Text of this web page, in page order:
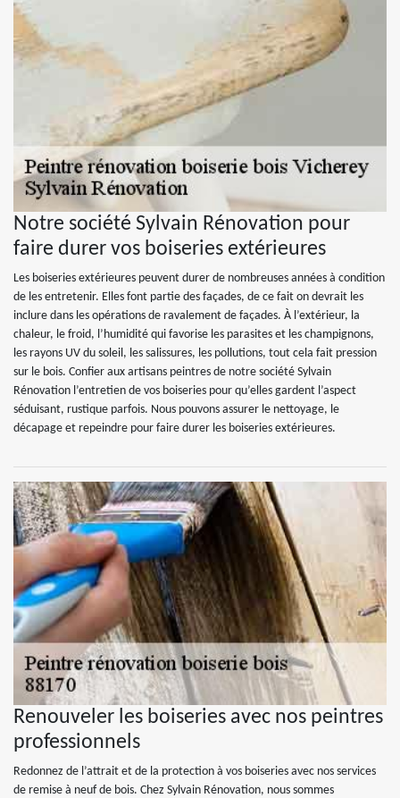
Notre société Sylvain Rénovation pour
faire durer vos boiseries extérieures
Les boiseries extérieures peuvent durer de nombreuses années à condition
de les entretenir. Elles font partie des façades, de ce fait on devrait les
inclure dans les opérations de ravalement de façades. À l’extérieur, la
chaleur, le froid, l’humidité qui favorise les parasites et les champignons,
les rayons UV du soleil, les salissures, les pollutions, tout cela fait pression
sur le bois. Confier aux artisans peintres de notre société Sylvain
Rénovation l’entretien de vos boiseries pour qu’elles gardent l’aspect
séduisant, rustique parfois. Nous pouvons assurer le nettoyage, le
décapage et repeindre pour faire durer les boiseries extérieures.
Renouveler les boiseries avec nos peintres
professionnels
Redonnez de l’attrait et de la protection à vos boiseries avec nos services
de remise à neuf de bois. Chez Sylvain Rénovation, nous sommes